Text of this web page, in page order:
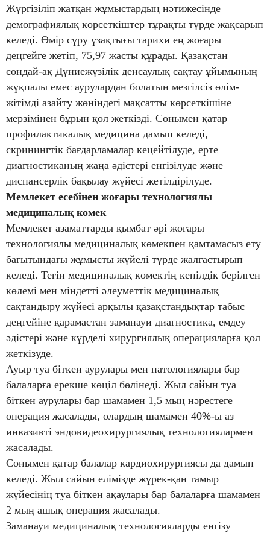
Жүргізіліп жатқан жұмыстардың нәтижесінде
демографиялық көрсеткіштер тұрақты түрде жақсарып
келеді. Өмір сүру ұзақтығы тарихи ең жоғары
деңгейге жетіп, 75,97 жасты құрады. Қазақстан
сондай-ақ Дүниежүзілік денсаулық сақтау ұйымының
жұқпалы емес аурулардан болатын мезгілсіз өлім-
жітімді азайту жөніндегі мақсатты көрсеткішіне
мерзімінен бұрын қол жеткізді. Сонымен қатар
профилактикалық медицина дамып келеді,
скринингтік бағдарламалар кеңейтілуде, ерте
диагностиканың жаңа әдістері енгізілуде және
диспансерлік бақылау жүйесі жетілдірілуде.
Мемлекет есебінен жоғары технологиялы
медициналық көмек
Мемлекет азаматтарды қымбат әрі жоғары
технологиялы медициналық көмекпен қамтамасыз ету
бағытындағы жұмысты жүйелі түрде жалғастырып
келеді. Тегін медициналық көмектің кепілдік берілген
көлемі мен міндетті әлеуметтік медициналық
сақтандыру жүйесі арқылы қазақстандықтар табыс
деңгейіне қарамастан заманауи диагностика, емдеу
әдістері және күрделі хирургиялық операцияларға қол
жеткізуде.
Ауыр туа біткен аурулары мен патологиялары бар
балаларға ерекше көңіл бөлінеді. Жыл сайын туа
біткен аурулары бар шамамен 1,5 мың нәрестеге
операция жасалады, олардың шамамен 40%-ы аз
инвазивті эндовидеохирургиялық технологиялармен
жасалады.
Сонымен қатар балалар кардиохирургиясы да дамып
келеді. Жыл сайын елімізде жүрек-қан тамыр
жүйесінің туа біткен ақаулары бар балаларға шамамен
2 мың ашық операция жасалады.
Заманауи медициналық технологияларды енгізу